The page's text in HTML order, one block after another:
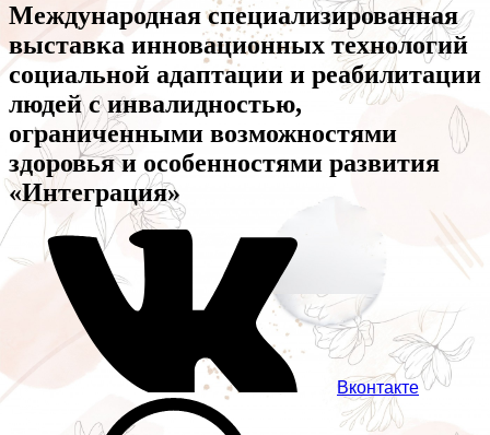
Международная специализированная
выставка инновационных технологий
социальной адаптации и реабилитации
людей с инвалидностью,
ограниченными возможностями
здоровья и особенностями развития
«Интеграция»
Вконтакте